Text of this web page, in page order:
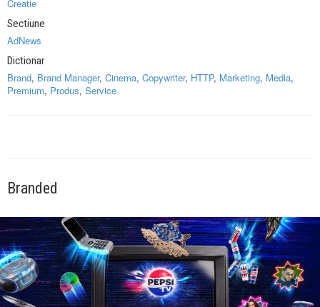
Creatie
Sectiune
AdNews
Dictionar
Brand, Brand Manager, Cinema, Copywriter, HTTP, Marketing, Media,
Premium, Produs, Service
Branded